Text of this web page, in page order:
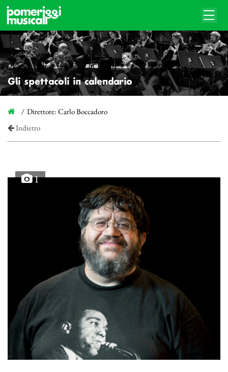
Gli spettacoli in calendario
Direttore: Carlo Boccadoro
Indietro
1